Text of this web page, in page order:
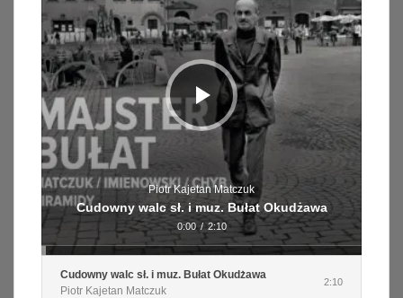
Piotr Kajetan Matczuk
Cudowny walc sł. i muz. Bułat Okudżawa
0:00 / 2:10
Cudowny walc sł. i muz. Bułat Okudżawa
Piotr Kajetan Matczuk
2:10